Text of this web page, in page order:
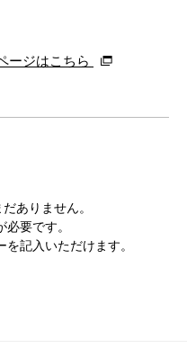
ージはこちら
ありません。
必要です。
を記入いただけます。